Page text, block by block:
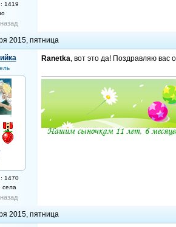
1419
2015, пятница
1470
села
Ranetka, вот это да! Поздравляю вас
2015, пятница